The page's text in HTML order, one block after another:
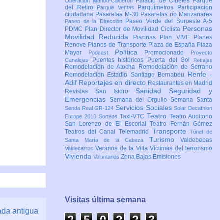
antigua
del Retiro
Parque Ventas Parquímetros
Participación
ciudadana Pasarelas M-30 Pasarelas río Manzanares
Paseo de la Dirección
Paseo Verde del Suroeste A-5
PDMC Plan Director de Movilidad Ciclista Personas
Movilidad Reducida
Piscinas Plan VIVE
Planes
Renove Planos de Transporte Plaza de España Plaza
Mayor
Podcast Política Promocionado
Proyecto
Canalejas
Puentes históricos Puerta del Sol Rebajas
Remodelación de Atocha
Remodelación de Serrano
Remodelación Estadio Santiago Bernabéu Renfe -
Adif Reportajes en directo Restaurantes en Madrid
Revistas San Isidro Sanidad Seguridad y
Emergencias Semana del Orgullo Semana Santa
Senda Real GR-124 Servicios SocialesSolar Decathlon
Europe 2010 Sorteos Taxi-VTC Teatro Teatro Auditorio
San Lorenzo de El EscorialTeatro Fernán Gómez
Teatros del Canal Telemadrid TransporteTúnel de
Santa María de la Cabeza Turismo Valdebebas
ValdecarrosVeranos de la VillaVíctimas del terrorismo
Vivienda Voluntarios Zona Bajas Emisiones
Visitas última semana